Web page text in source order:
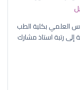
العلمي بكلية الطب
إلى رتبة استاذ مشارك